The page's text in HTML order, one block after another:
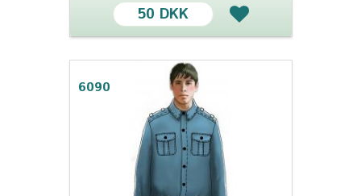
50 DKK
6090